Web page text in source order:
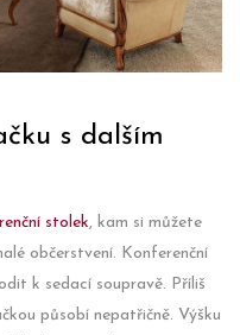
s dalším
stolek, kam si můžete
občerstvení. Konferenční
k sedací soupravě. Příliš
působí nepatřičně. Výšku